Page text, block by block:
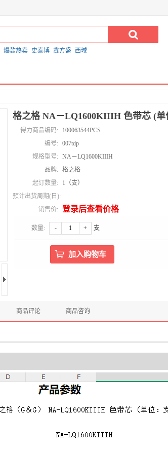
爆款热卖 史泰博 鑫方盛 西域
格之格 NA－LQ1600KIIIH 色带芯 (单
得力商品编码:
100063544PCS
编号:
007tdp
规格型号:
NA－LQ1600KIIIH
品牌:
格之格
起订数量:
1（支）
预计出货周期(日):
销售价:
登录后查看价格
数量: - + 支
商品评论 商品咨询